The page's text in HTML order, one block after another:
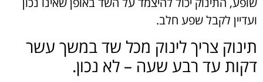
ועדיין לקבל שפע חלב.
תינוק צריך לינוק מכל שד במשך עשר
דקות עד רבע שעה – לא נכון.